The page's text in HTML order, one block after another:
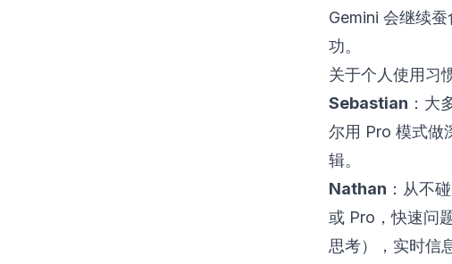
Gemini 会继续
功。
关于个人使用习
Sebastian ：大
尔用 Pro 模式做
辑。
Nathan ：从不
或 Pro，快速问
思考），实时信